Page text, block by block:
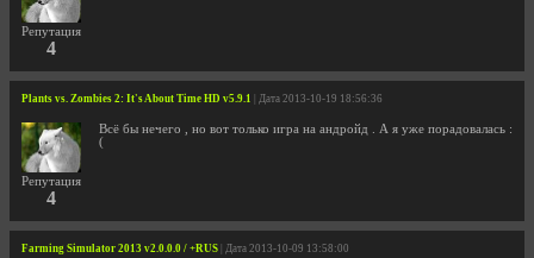
Репутация
4
Plants vs. Zombies 2: It's About Time HD v5.9.1 | Дата 2013-10-19 18:56:36
Репутация
4
Всё бы нечего , но вот только игра на андройд . А я уже порадовалась :
(
Farming Simulator 2013 v2.0.0.0 / +RUS | Дата 2013-10-09 13:58:00